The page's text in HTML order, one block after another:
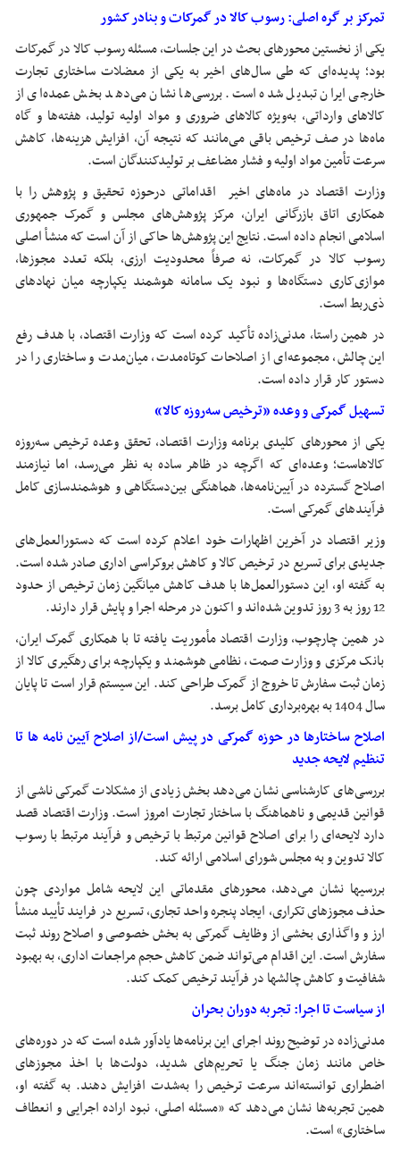
تمرکز بر گره اصلی: رسوب کالا در گمرکات و بنادر کشور
یکی از نخستین محورهای بحث در این جلسات، مسئله رسوب کالا در گمرکات
بود؛ پدیده‌ای که طی سال‌های اخیر به یکی از معضلات ساختاری تجارت
خارجی ایران تبدیل شده است. بررسی‌ها نشان می‌دهد بخش عمده‌ای از
کالاهای وارداتی، به‌ویژه کالاهای ضروری و مواد اولیه تولید، هفته‌ها و گاه
ماه‌ها در صف ترخیص باقی می‌مانند که نتیجه آن، افزایش هزینه‌ها، کاهش
سرعت تأمین مواد اولیه و فشار مضاعف بر تولیدکنندگان است.
وزارت اقتصاد در ماه‌های اخیر اقداماتی درحوزه تحقیق و پژوهش را با
همکاری اتاق بازرگانی ایران، مرکز پژوهش‌های مجلس و گمرک جمهوری
اسلامی انجام داده است. نتایج این پژوهش‌ها حاکی از آن است که منشأ اصلی
رسوب کالا در گمرکات، نه صرفاً محدودیت ارزی، بلکه تعدد مجوزها،
موازی‌کاری دستگاه‌ها و نبود یک سامانه هوشمند یکپارچه میان نهادهای
ذی‌ربط است.
در همین راستا، مدنی‌زاده تأکید کرده است که وزارت اقتصاد، با هدف رفع
این چالش، مجموعه‌ای از اصلاحات کوتاه‌مدت، میان‌مدت و ساختاری را در
دستور کار قرار داده است.
تسهیل گمرکی و وعده «ترخیص سه‌روزه کالا»
یکی از محورهای کلیدی برنامه وزارت اقتصاد، تحقق وعده ترخیص سه‌روزه
کالاهاست؛ وعده‌ای که اگرچه در ظاهر ساده به نظر می‌رسد، اما نیازمند
اصلاح گسترده در آیین‌نامه‌ها، هماهنگی بین‌دستگاهی و هوشمندسازی کامل
فرآیندهای گمرکی است.
وزیر اقتصاد در آخرین اظهارات خود اعلام کرده است که دستورالعمل‌های
جدیدی برای تسریع در ترخیص کالا و کاهش بروکراسی اداری صادر شده است.
به گفته او، این دستورالعمل‌ها با هدف کاهش میانگین زمان ترخیص از حدود
12 روز به 3 روز تدوین شده‌اند و اکنون در مرحله اجرا و پایش قرار دارند.
در همین چارچوب، وزارت اقتصاد مأموریت یافته تا با همکاری گمرک ایران،
بانک مرکزی و وزارت صمت، نظامی هوشمند و یکپارچه برای رهگیری کالا از
زمان ثبت سفارش تا خروج از گمرک طراحی کند. این سیستم قرار است تا پایان
سال 1404 به بهره‌برداری کامل برسد.
اصلاح ساختارها در حوزه گمرکی در پیش است/از اصلاح آیین نامه ها تا
تنظیم لایحه جدید
بررسی‌های کارشناسی نشان می‌دهد بخش زیادی از مشکلات گمرکی ناشی از
قوانین قدیمی و ناهماهنگ با ساختار تجارت امروز است. وزارت اقتصاد قصد
دارد لایحه‌ای را برای اصلاح قوانین مرتبط با ترخیص و فرآیند مرتبط با رسوب
کالا تدوین و به مجلس شورای اسلامی ارائه کند.
بررسیها نشان می‌دهد، محورهای مقدماتی این لایحه شامل مواردی چون
حذف مجوزهای تکراری، ایجاد پنجره واحد تجاری، تسریع در فرایند تأیید منشأ
ارز و واگذاری بخشی از وظایف گمرکی به بخش خصوصی و اصلاح روند ثبت
سفارش است. این اقدام می‌تواند ضمن کاهش حجم مراجعات اداری، به بهبود
شفافیت و کاهش چالشها در فرآیند ترخیص کمک کند.
از سیاست تا اجرا: تجربه دوران بحران
مدنی‌زاده در توضیح روند اجرای این برنامه‌ها یادآور شده است که در دوره‌های
خاص مانند زمان جنگ یا تحریم‌های شدید، دولت‌ها با اخذ مجوزهای
اضطراری توانسته‌اند سرعت ترخیص را به‌شدت افزایش دهند. به گفته او،
همین تجربه‌ها نشان می‌دهد که «مسئله اصلی، نبود اراده اجرایی و انعطاف
ساختاری» است.